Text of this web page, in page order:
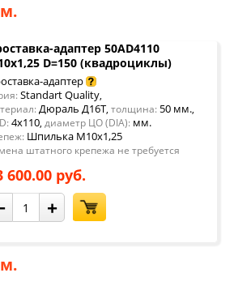
адаптер 50AD4110
D=150 (квадроциклы)
адаптер
Standart Quality,
Дюраль Д16Т, толщина: 50 мм.,
4x110, диаметр ЦО (DIA): мм.
Шпилька М10х1,25
штатного крепежа не требуется
600.00 руб.
+